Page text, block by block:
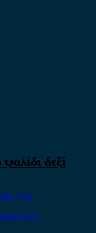
δεξί
2006